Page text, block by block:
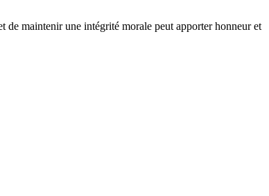
maintenir une intégrité morale peut apporter honneur et